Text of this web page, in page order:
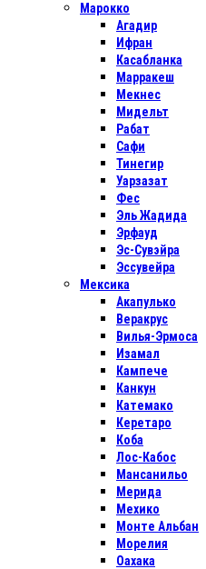
Марокко
Агадир
Ифран
Касабланка
Марракеш
Мекнес
Мидельт
Рабат
Сафи
Тинегир
Уарзазат
Фес
Эль Жадида
Эрфауд
Эс-Сувэйра
Эссувейра
Мексика
Акапулько
Веракрус
Вилья-Эрмоса
Изамал
Кампече
Канкун
Катемако
Керетаро
Коба
Лос-Кабос
Мансанильо
Мерида
Мехико
Монте Альбан
Морелия
Оахака